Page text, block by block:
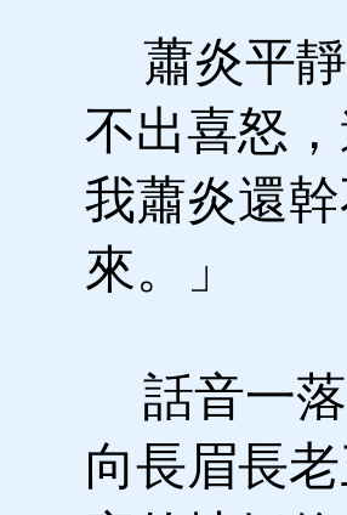
蕭炎平靜
不出喜怒
我蕭炎還
來。」
話音一落
向長眉長